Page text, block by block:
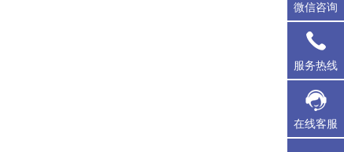
微信咨询
服务热线
在线客服